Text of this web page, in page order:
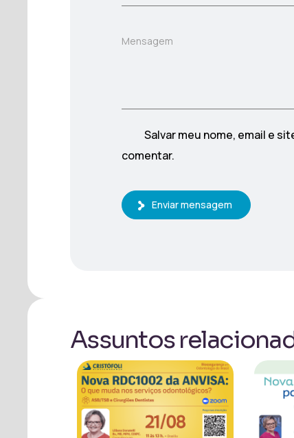
Mensagem
Salvar meu nome, email e
comentar.
Enviar mensagem
Assuntos